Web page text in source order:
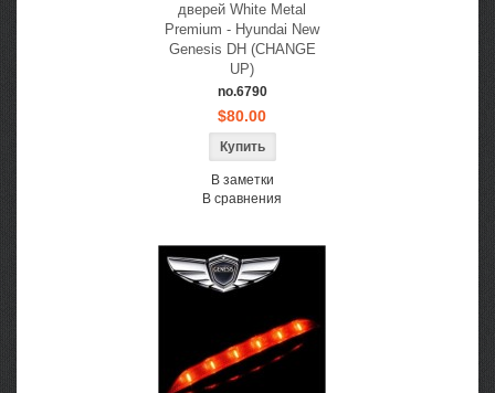
дверей White Metal
Premium - Hyundai New
Genesis DH (CHANGE
UP)
no.6790
$80.00
В заметки
В сравнения